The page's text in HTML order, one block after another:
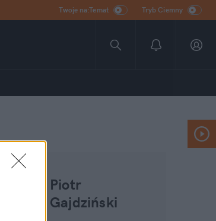
Twoje na:Temat Tryb Ciemny
Piotr
Gajdziński